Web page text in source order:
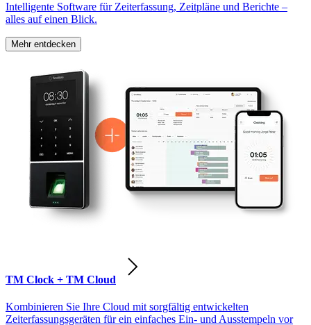
Intelligente Software für Zeiterfassung, Zeitpläne und Berichte –
alles auf einen Blick.
Mehr entdecken
TM Clock + TM Cloud
Kombinieren Sie Ihre Cloud mit sorgfältig entwickelten
Zeiterfassungsgeräten für ein einfaches Ein- und Ausstempeln vor